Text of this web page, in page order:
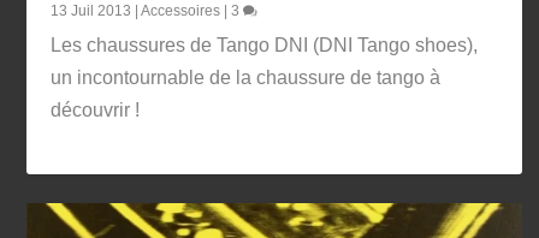
13 Juil 2013 |Accessoires |3
Les chaussures de Tango DNI (DNI Tango shoes),
un incontournable de la chaussure de tango à
découvrir !